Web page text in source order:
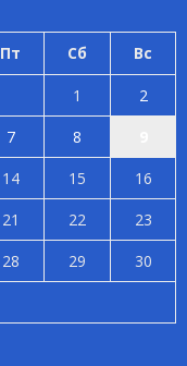
Пт Сб Вс
1
2
7 8
14 15
16
21 22
23
28 29
30